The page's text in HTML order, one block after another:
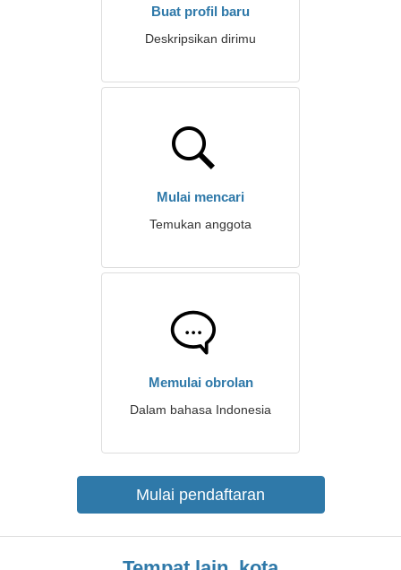
Buat profil baru
Deskripsikan dirimu
Mulai mencari
Temukan anggota
Memulai obrolan
Dalam bahasa Indonesia
Mulai pendaftaran